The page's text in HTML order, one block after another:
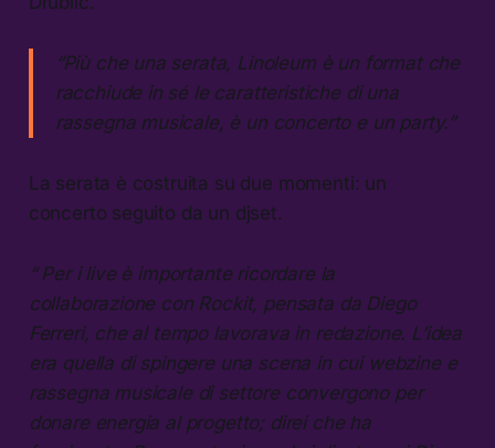
“Più che una serata, Linoleum è un format che
racchiude in sé le caratteristiche di una
rassegna musicale, è un concerto e un party.”
La serata è costruita su due momenti: un
concerto seguito da un djset.
“ Per i live è importante ricordare la
collaborazione con Rockit, pensata da Diego
Ferreri, che al tempo lavorava in redazione. L’idea
era quella di spingere una scena in cui webzine e
rassegna musicale di settore convergono per
donare energia al progetto; direi che ha